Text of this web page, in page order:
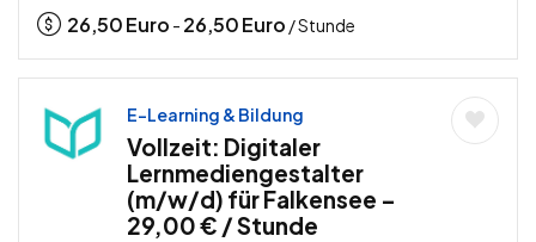
26,50Euro - 26,50Euro / Stunde
E-Learning & Bildung
Vollzeit: Digitaler
Lernmediengestalter
(m/w/d) für Falkensee –
29,00 € / Stunde